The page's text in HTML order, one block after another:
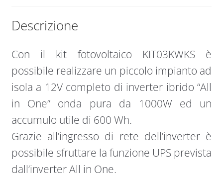
100Ah
KIT03KWKS
quantità
Descrizione
Con il kit fotovoltaico KIT03KWKS è
possibile realizzare un piccolo impianto ad
isola a 12V completo di inverter ibrido “All
in One” onda pura da 1000W ed un
accumulo utile di 600 Wh.
Grazie all’ingresso di rete dell’inverter è
possibile sfruttare la funzione UPS prevista
dall’inverter All in One.